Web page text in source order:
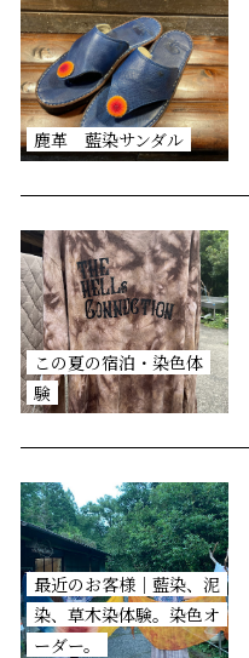
鹿革 藍染サンダル
この夏の宿泊・染色体
験
最近のお客様｜藍染、泥
染、草木染体験。染色オ
ーダー。